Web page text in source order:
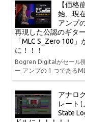
【価格
始、現
アンプ
再現した公認のギタ
「MLC S_Zero 100
に！！！
Bogren Digitalがセール
ー アンプの 1 つである
アナロ
レート
State